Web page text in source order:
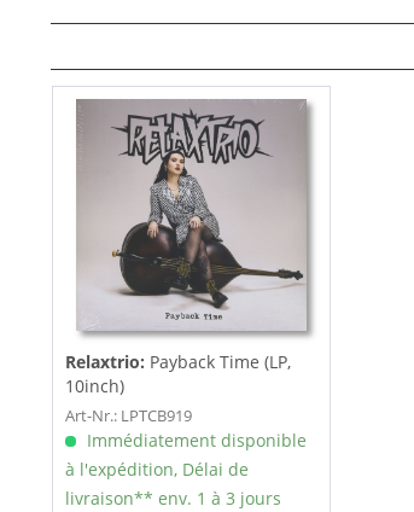
Relaxtrio: Payback Time (LP,
10inch)
Art-Nr.: LPTCB919
Immédiatement disponible
à l'expédition, Délai de
livraison** env. 1 à 3 jours